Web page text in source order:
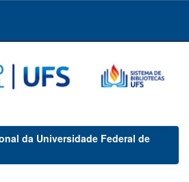
da Universidade Federal de